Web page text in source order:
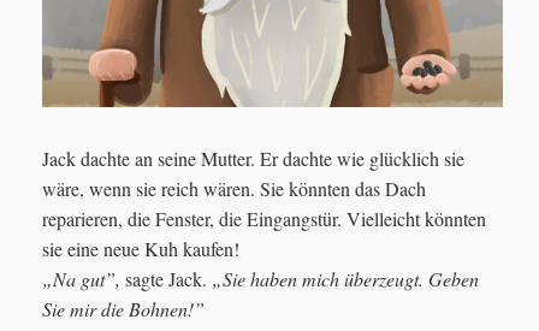
Jack dachte an seine Mutter. Er dachte wie glücklich sie
wäre, wenn sie reich wären. Sie könnten das Dach
reparieren, die Fenster, die Eingangstür. Vielleicht könnten
sie eine neue Kuh kaufen!
„Na gut”, sagte Jack. „Sie haben mich überzeugt. Geben
Sie mir die Bohnen!”